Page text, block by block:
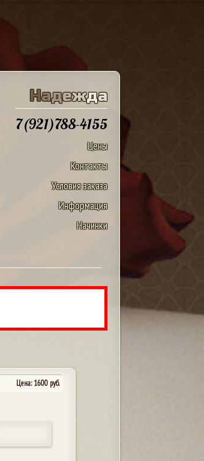
Надежда
7(921)788-4155
Цены
Контакты
Условия заказа
Информация
Начинки
Цена:1600 руб.